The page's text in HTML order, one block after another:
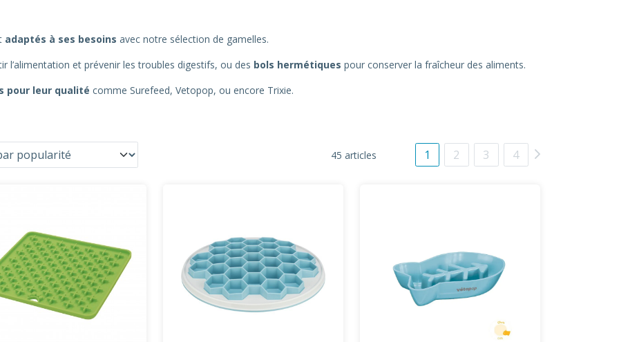
adaptés à ses besoins avec notre sélection de gamelles.
l’alimentation et prévenir les troubles digestifs, ou des bols hermétiques pour conserver la fraîcheur des aliments.
pour leur qualité comme Surefeed, Vetopop, ou encore Trixie.
45 articles 1 2 3 4